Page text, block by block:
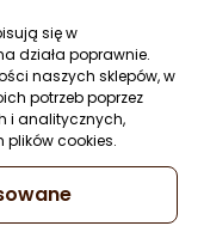
się w
działa poprawnie.
naszych sklepów, w
potrzeb poprzez
i analitycznych,
plików cookies.